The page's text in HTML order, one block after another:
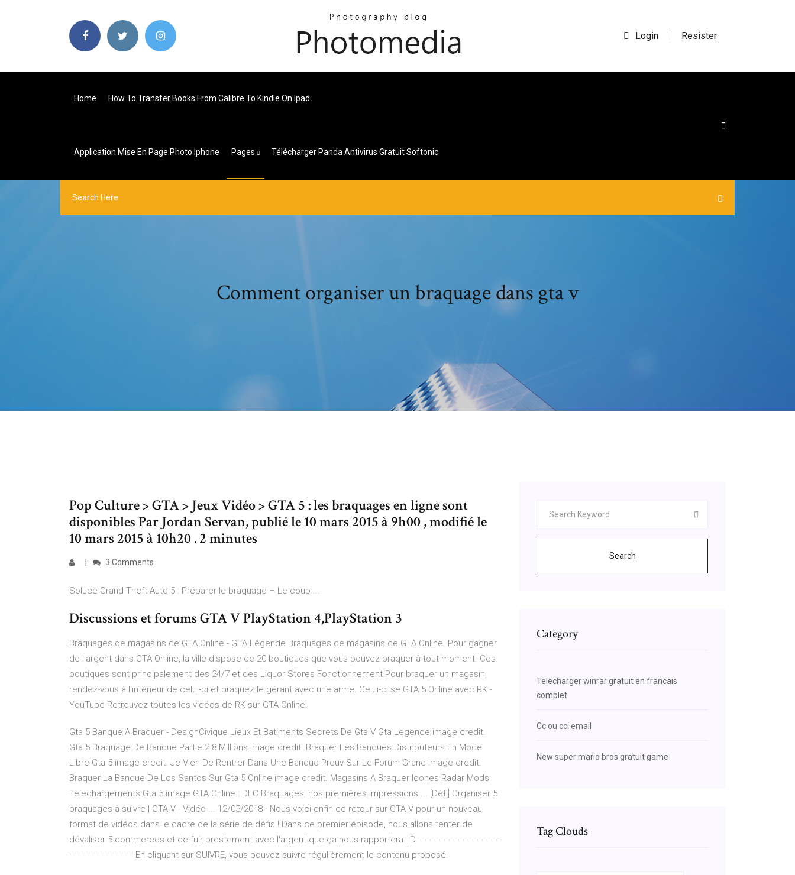
Login | Resister
Home How To Transfer Books From Calibre To Kindle On Ipad
Application Mise En Page Photo Iphone Pages Télécharger Panda Antivirus Gratuit Softonic
Comment organiser un braquage dans gta v
Pop Culture > GTA > Jeux Vidéo > GTA 5 : les braquages en ligne sont
disponibles Par Jordan Servan, publié le 10 mars 2015 à 9h00 , modifié le
10 mars 2015 à 10h20 . 2 minutes
3 Comments
Soluce Grand Theft Auto 5 : Préparer le braquage – Le coup ...
Discussions et forums GTA V PlayStation 4,PlayStation 3
Braquages de magasins de GTA Online - GTA Légende Braquages de magasins de GTA Online. Pour gagner
de l'argent dans GTA Online, la ville dispose de 20 boutiques que vous pouvez braquer à tout moment. Ces
boutiques sont principalement des 24/7 et des Liquor Stores Fonctionnement Pour braquer un magasin,
rendez-vous à l'intérieur de celui-ci et braquez le gérant avec une arme. Celui-ci se GTA 5 Online avec RK -
YouTube Retrouvez toutes les vidéos de RK sur GTA Online!
Gta 5 Banque A Braquer - DesignCivique Lieux Et Batiments Secrets De Gta V Gta Legende image credit.
Gta 5 Braquage De Banque Partie 2 8 Millions image credit. Braquer Les Banques Distributeurs En Mode
Libre Gta 5 image credit. Je Vien De Rentrer Dans Une Banque Preuv Sur Le Forum Grand image credit.
Braquer La Banque De Los Santos Sur Gta 5 Online image credit. Magasins A Braquer Icones Radar Mods
Telechargements Gta 5 image GTA Online : DLC Braquages, nos premières impressions ... [Défi] Organiser 5
braquages à suivre | GTA V - Vidéo ... 12/05/2018 · Nous voici enfin de retour sur GTA V pour un nouveau
format de vidéos dans le cadre de la série de défis ! Dans ce premier épisode, nous allons tenter de
dévaliser 5 commerces et de fuir prestement avec l'argent que ça nous rapportera. :D- - - - - - - - - - - - - - - - - -
- - - - - - - - - - - - - - En cliquant sur SUIVRE, vous pouvez suivre régulièrement le contenu proposé.
Search
Category
Telecharger winrar gratuit en francais
complet
Cc ou cci email
New super mario bros gratuit game
Tag Clouds